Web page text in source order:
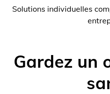
Solutions individuelles
Gardez un